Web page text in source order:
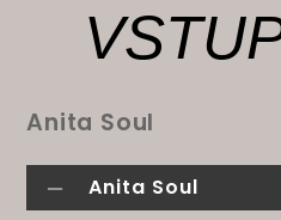
Anita Soul
Anita Soul